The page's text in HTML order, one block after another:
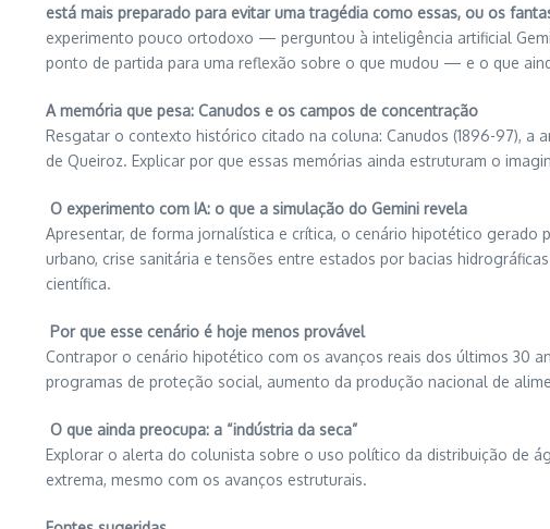
está mais preparado para evitar uma tragédia como essas, ou os
experimento pouco ortodoxo — perguntou à inteligência artificial
ponto de partida para uma reflexão sobre o que mudou — e o que
A memória que pesa: Canudos e os campos de concentração
Resgatar o contexto histórico citado na coluna: Canudos (1896-97), a
de Queiroz. Explicar por que essas memórias ainda estruturam o
O experimento com IA: o que a simulação do Gemini revela
Apresentar, de forma jornalística e crítica, o cenário hipotético
urbano, crise sanitária e tensões entre estados por bacias
científica.
Por que esse cenário é hoje menos provável
Contrapor o cenário hipotético com os avanços reais dos últimos 30
programas de proteção social, aumento da produção nacional de
O que ainda preocupa: a “indústria da seca”
Explorar o alerta do colunista sobre o uso político da distribuição de
extrema, mesmo com os avanços estruturais.